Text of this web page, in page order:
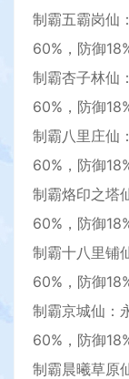
制霸五霸岗仙
60%，防御
制霸杏子林仙
60%，防御
制霸八里庄仙
60%，防御
制霸烙印之塔
60%，防御
制霸十八里铺
60%，防御
制霸京城仙：
60%，防御
制霸晨曦草原